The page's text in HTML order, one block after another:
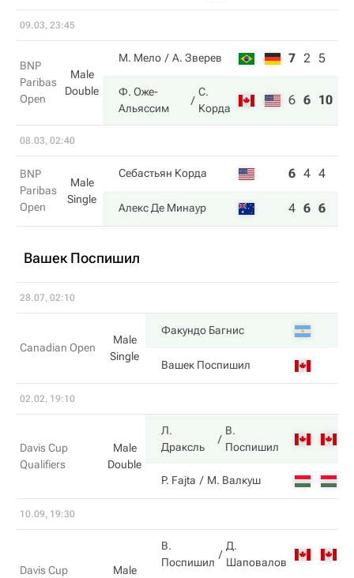
09.03, 23:45
BNP
Paribas
Open
Male
Double
М. Мело А. Зверев 7 2 5
Ф. Оже-
Альяссим
С.
Корда
6 6 10
08.03, 02:40
BNP
Paribas
Open
Male
Single
Себастьян Корда 6 4 4
Алекс Де Минаур 4 6 6
Вашек Поспишил
28.07, 02:10
Canadian Open
Male
Single
Факундо Багнис
Вашек Поспишил
02.02, 19:10
Davis Cup
Qualifiers
Male
Double
Л.
Драксль
В.
Поспишил
P. Fajta М. Валкуш
10.09, 19:30
Davis Cup Male
В.
Поспишил
Д.
Шаповалов